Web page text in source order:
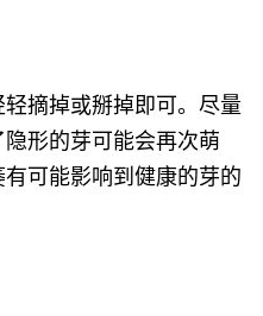
摘掉或掰掉即可。尽量
形的芽可能会再次萌
可能影响到健康的芽的